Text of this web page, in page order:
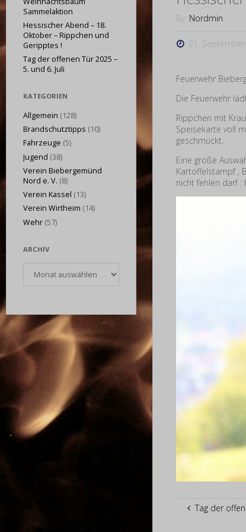
By Nordmin
21.
Feuerwehr
Die Feuerwehr
Rippchen mit
Speisekarte voll
geschmückt.
Eine große
Kartoffelstampf ,
nicht fehlen darf :
Tag der
Sammelaktion
Hessischer Abend – 18.
Oktober – Rippchen und
Geripptes !
Tag der offenen Tür 2025 –
5. und 6. Juli
KATEGORIEN
Allgemein (128)
Brandschutztipps (10)
Fahrzeuge (5)
Jugend (38)
Verein Biebergemünd
Nord e. V. (8)
Verein Kassel (13)
Verein Wirtheim (14)
Wehr (57)
ARCHIV